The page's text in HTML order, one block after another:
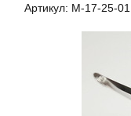
Артикул: М-17-25-01